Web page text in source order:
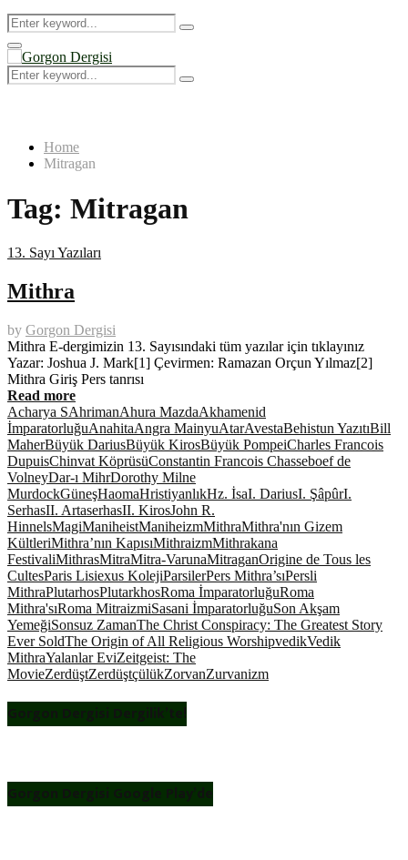
Search
for:
Search
Primary
Menu
Search
for:
Search
Home
Mitragan
Tag: Mitragan
13. Sayı Yazıları
Mithra
by Gorgon Dergisi
Mithra E-dergimizin 13. Sayısındaki tüm yazılar için tıklayınız
Yazar: Joshua J. Mark[1] Çevirmen: Ramazan Orçun Yılmaz[2]
Mithra Giriş Pers tanrısı
Read more
Acharya SAhrimanAhura MazdaAkhamenid
İmparatorluğuAnahitaAngra MainyuAtarAvestaBehistun YazıtıBill
MaherBüyük DariusBüyük KirosBüyük PompeiCharles Francois
DupuisChinvat KöprüsüConstantin Francois Chasseboef de
VolneyDar-ı MihrDorothy Milne
MurdockGüneşHaomaHristiyanlıkHz. İsaI. DariusI. ŞâpûrI.
SerhasII. ArtaserhasII. KirosJohn R.
HinnelsMagiManiheistManiheizmMithraMithra'nın Gizem
KültleriMithra’nın KapısıMithraizmMithrakana
FestivaliMithrasMitraMitra-VarunaMitraganOrigine de Tous les
CultesParis Lisiexus KolejiParsilerPers Mithra’sıPersli
MithraPlutarhosPlutarkhosRoma İmparatorluğuRoma
Mithra'sıRoma MitraizmiSasani İmparatorluğuSon Akşam
YemeğiSonsuz ZamanThe Christ Conspiracy: The Greatest Story
Ever SoldThe Origin of All Religious WorshipvedikVedik
MithraYalanlar EviZeitgeist: The
MovieZerdüştZerdüştçülükZorvanZurvanizm
Gorgon Dergisi Dergilik’te!
Gorgon Dergisi Google Play’de